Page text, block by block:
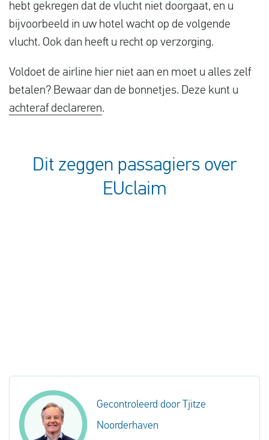
hebt gekregen dat de vlucht niet doorgaat, en u
bijvoorbeeld in uw hotel wacht op de volgende
vlucht. Ook dan heeft u recht op verzorging.
Voldoet de airline hier niet aan en moet u alles zelf
betalen? Bewaar dan de bonnetjes. Deze kunt u
achteraf declareren.
Dit zeggen passagiers over
EUclaim
Gecontroleerd door Tjitze
Noorderhaven